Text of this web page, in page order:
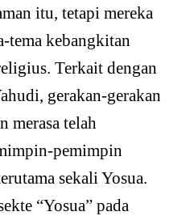
itu, tetapi mereka
tema kebangkitan
Terkait dengan
gerakan-gerakan
merasa telah
pemimpin
sekali Yosua.
“Yosua” pada